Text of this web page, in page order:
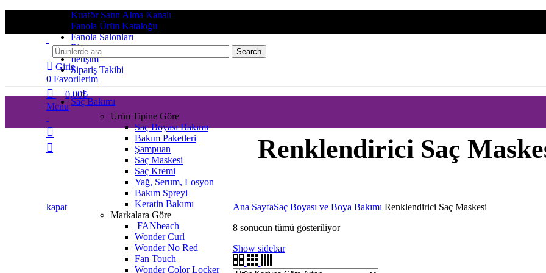
Kuaför Satın Alma Kanalı
Fanola Ürün Kataloğu
Fanola Salonları
Blog
İletişim
Sipariş Takibi
Search
Giriş
0 Favorilerim
0,00₺
Menu Saç Bakımı
Ürün Tipine Göre
Saç Boyası Bakımı
Bakım Paketleri
Şampuan
Saç Maskesi
Saç Kremi
Yağ, Serum, Losyon
Bakım Spreyi
Keratin Bakımı
Markalara Göre
FANbeach
Wonder Curl
Wonder No Red
Fan Touch
Wonder Color Locker
Renklendirici Saç
kapat Ana SayfaSaç Boyası ve Boya BakımıRenklendirici Saç Maskesi
8 sonucun tümü gösteriliyor
Show sidebar